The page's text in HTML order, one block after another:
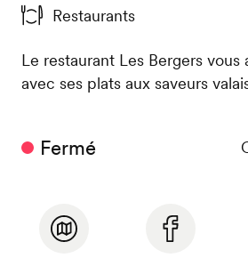
Restaurants
Le restaurant Les Bergers vous
avec ses plats aux saveurs
Fermé